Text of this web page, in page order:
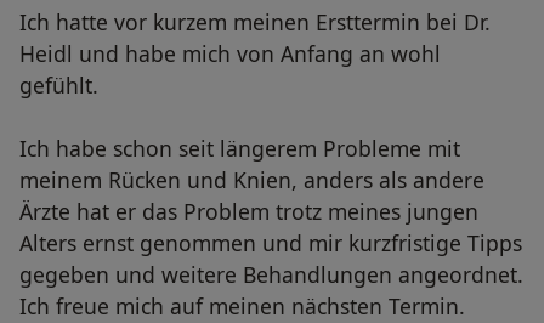
Ich hatte vor kurzem meinen Ersttermin bei Dr.
Heidl und habe mich von Anfang an wohl
gefühlt.
Ich habe schon seit längerem Probleme mit
meinem Rücken und Knien, anders als andere
Ärzte hat er das Problem trotz meines jungen
Alters ernst genommen und mir kurzfristige Tipps
gegeben und weitere Behandlungen angeordnet.
Ich freue mich auf meinen nächsten Termin.